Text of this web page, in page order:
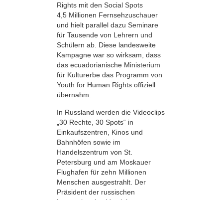
Rights mit den Social Spots
4,5 Millionen Fernsehzuschauer
und hielt parallel dazu Seminare
für Tausende von Lehrern und
Schülern ab. Diese landesweite
Kampagne war so wirksam, dass
das ecuadorianische Ministerium
für Kulturerbe das Programm von
Youth for Human Rights offiziell
übernahm.
In Russland werden die Videoclips
„30 Rechte, 30 Spots“ in
Einkaufszentren, Kinos und
Bahnhöfen sowie im
Handelszentrum von St.
Petersburg und am Moskauer
Flughafen für zehn Millionen
Menschen ausgestrahlt. Der
Präsident der russischen